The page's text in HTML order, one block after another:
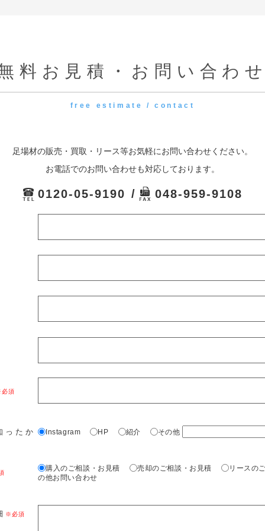
料お見積・お問い合わ
free estimate / contact
足場材の販売・買取・リース等お気軽にお問い合わせください。
お電話でのお問い合わせも対応しております。
0120-05-9190 048-959-9108
ったか Instagram HP 紹介 その他
購入のご相談・お見積 売却のご相談・お見積
リースの
の他お問い合わせ